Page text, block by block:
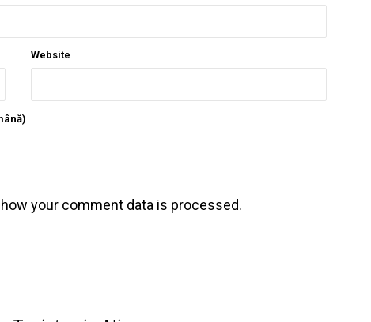
Website
how your comment data is processed.